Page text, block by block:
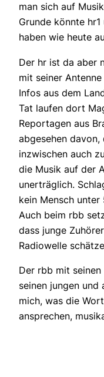
man sich auf
Grunde könnte
haben wie heute
Der hr ist da aber
mit seiner
Infos aus dem
Tat laufen dort
Reportagen aus
abgesehen
inzwischen auch
die Musik auf der
unerträglich.
kein Mensch unter
Auch beim rbb
dass junge
Radiowelle
Der rbb mit
seinen jungen und
mich, was die
ansprechen,